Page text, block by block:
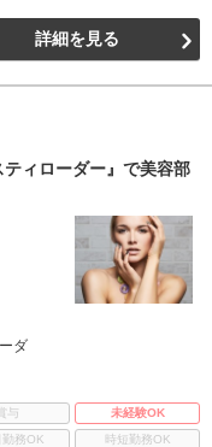
詳細を見る
ティローダー』で美容部
ダ
与
未経験OK
勤務OK
時短勤務OK